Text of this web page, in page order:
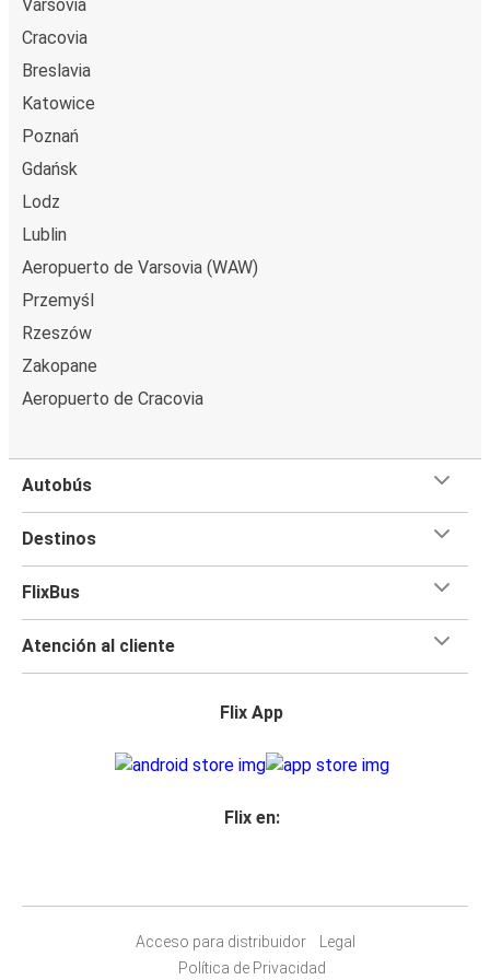
seguras online, como tarjeta de crédito, PayPal, Google y
o en un punto de venta.
Varsovia
Cracovia
Breslavia
Katowice
Poznań
Gdańsk
Lodz
Lublin
Aeropuerto de Varsovia (WAW)
Przemyśl
Rzeszów
Zakopane
Aeropuerto de Cracovia
Autobús
Destinos
FlixBus
Atención al cliente
Flix App
Flix en:
Acceso para distribuidor
Legal
Política de Privacidad